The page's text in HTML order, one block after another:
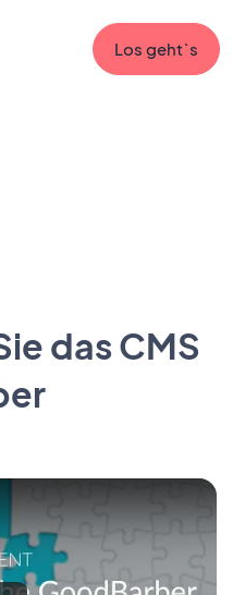
Los geht`s
das CMS